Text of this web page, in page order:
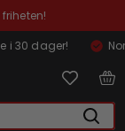
i 30 dager!